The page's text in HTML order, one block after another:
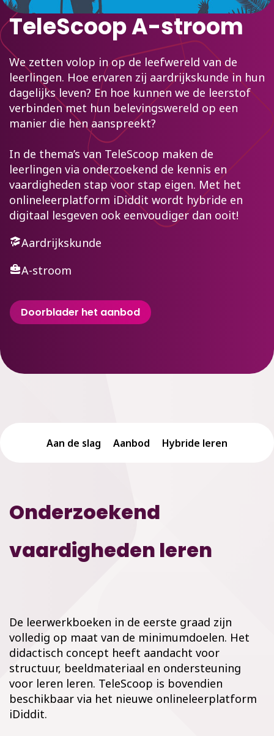
TeleScoop A-stroom
We zetten volop in op de leefwereld van de
leerlingen. Hoe ervaren zij aardrijkskunde in hun
dagelijks leven? En hoe kunnen we de leerstof
verbinden met hun belevingswereld op een
manier die hen aanspreekt?
In de thema’s van TeleScoop maken de
leerlingen via onderzoekend de kennis en
vaardigheden stap voor stap eigen. Met het
onlineleerplatform iDiddit wordt hybride en
digitaal lesgeven ook eenvoudiger dan ooit!
Aardrijkskunde
A-stroom
Doorblader het aanbod
Aan de slag Aanbod Hybride leren
Onderzoekend
vaardigheden leren
De leerwerkboeken in de eerste graad zijn
volledig op maat van de minimumdoelen. Het
didactisch concept heeft aandacht voor
structuur, beeldmateriaal en ondersteuning
voor leren leren. TeleScoop is bovendien
beschikbaar via het nieuwe onlineleerplatform
iDiddit.